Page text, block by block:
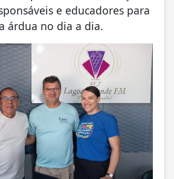
e educadores para
árdua no dia a dia.